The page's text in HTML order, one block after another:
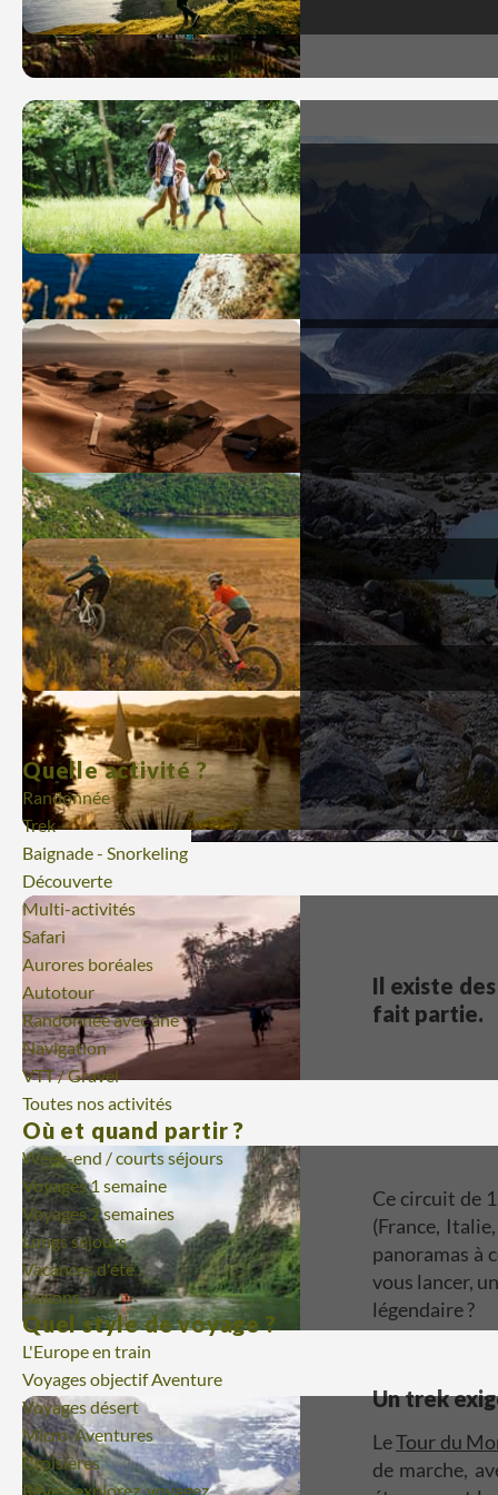
Quelle activité ?
Randonnée
Trek
Baignade - Snorkeling
Découverte
Multi-activités
Safari
Aurores boréales
Autotour
Randonnée avec âne
Navigation
VTT / Gravel
Toutes nos activités
Où et quand partir ?
Week-end / courts séjours
Voyages 1 semaine
Voyages 2 semaines
Longs séjours
Vacances d'été
Saisons
Quel style de voyage ?
L'Europe en train
Voyages objectif Aventure
Voyages désert
Micro-Aventures
Croisières
Rêvez, explorez, voyagez
Il existe
fait partie.
Ce circuit de
(France,
panoramas à
vous lancer,
légendaire ?
Un trek
LeTour du
de marche,